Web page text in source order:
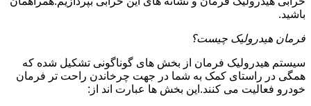
باشید.
فرمان هیدرولیک چیست؟
سیستم هیدرولیک فرمان از بخش های گوناگونی تشکیل شده که
همگی در راستای کمک به شما در جهت چرخاندن راحت تر فرمان
خودرو فعالیت می کنند.این بخش ها عبارت اند از: